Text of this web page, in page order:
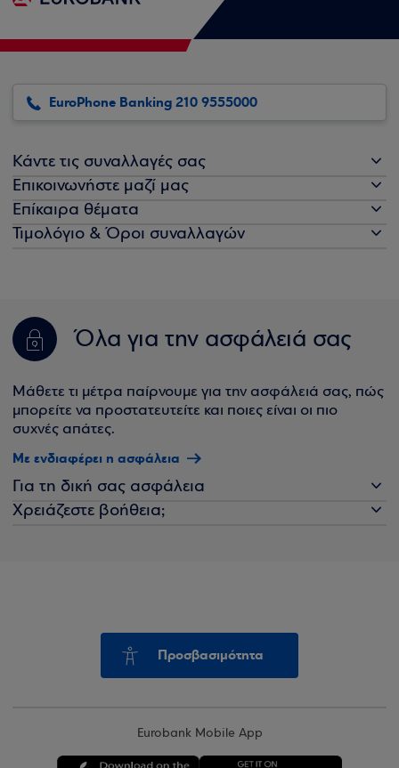
EuroPhone Banking 210 9555000
Κάντε τις συναλλαγές σας
Επικοινωνήστε μαζί μας
Επίκαιρα θέματα
Τιμολόγιο & Όροι συναλλαγών
Όλα για την ασφάλειά σας
Μάθετε τι μέτρα παίρνουμε για την ασφάλειά σας, πώς
μπορείτε να προστατευτείτε και ποιες είναι οι πιο
συχνές απάτες.
Με ενδιαφέρει η ασφάλεια
Για τη δική σας ασφάλεια
Χρειάζεστε βοήθεια;
Προσβασιμότητα
Eurobank Mobile App